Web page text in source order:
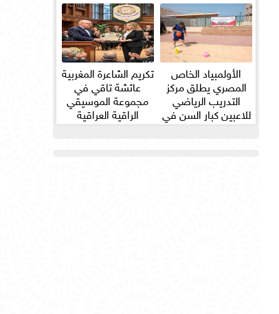
الأولمبياد الخاص
المصري يطلق مركز
التدريب الرياضي
للاعبين كبار السن في
ثلاث...
تكريم الشاعرة المغربية
عائشة تاقي في
مجموعة الموسيقي
الراقية العراقية